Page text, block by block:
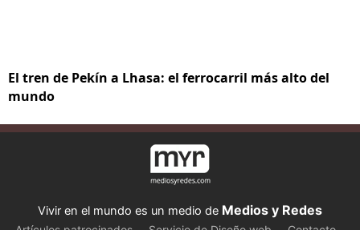
El tren de Pekín a Lhasa: el ferrocarril más alto del
mundo
Vivir en el mundo es un medio de Medios y Redes